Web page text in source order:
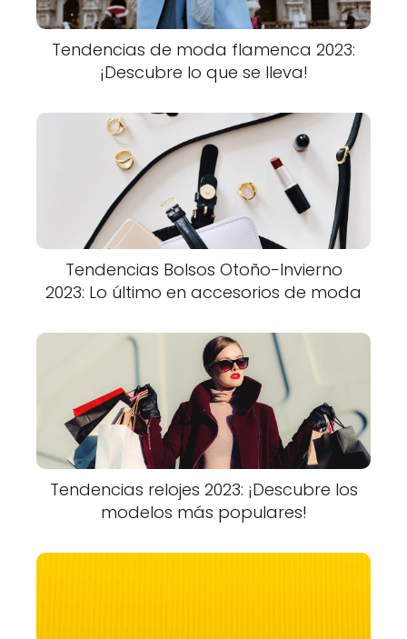
Tendencias de moda flamenca 2023:
¡Descubre lo que se lleva!
Tendencias Bolsos Otoño-Invierno
2023: Lo último en accesorios de moda
Tendencias relojes 2023: ¡Descubre los
modelos más populares!